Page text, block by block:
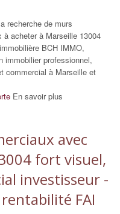
recherche de murs
à acheter à Marseille 13004
BCH IMMO,
immobilier professionnel,
commercial à Marseille et
En savoir plus
avec
fort visuel,
investisseur -
FAI